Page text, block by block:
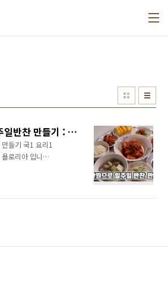
2만원으로 장보기 일주일반찬 만들기 : 국1 요리1 생선1 반찬5가지
들기 국1 요리1
로리아 입니다.
지락 뭇국, 두
루었던 장보기